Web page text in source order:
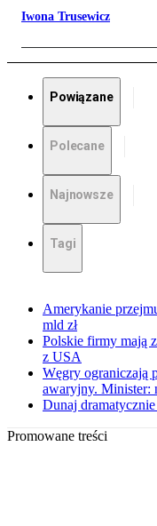
Iwona Trusewicz
Powiązane
Polecane
Najnowsze
Tagi
Amerykanie
mld zł
Polskie firmy mają
z USA
Węgry ograniczają
awaryjny. Minister:
Dunaj
Promowane treści